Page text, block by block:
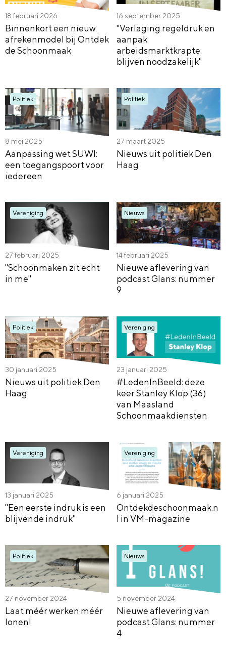
18 februari 2026
Binnenkort een nieuw
afrekenmodel bij Ontdek
de Schoonmaak
16 september 2025
"Verlaging regeldruk en
aanpak
arbeidsmarktkrapte
blijven noodzakelijk"
Politiek
8 mei 2025
Aanpassing wet SUWI:
een toegangspoort voor
iedereen
Politiek
27 maart 2025
Nieuws uit politiek Den
Haag
Vereniging
27 februari 2025
"Schoonmaken zit echt
in me"
Nieuws
14 februari 2025
Nieuwe aflevering van
podcast Glans: nummer
9
Politiek
30 januari 2025
Nieuws uit politiek Den
Haag
Vereniging
23 januari 2025
#LedenInBeeld: deze
keer Stanley Klop (36)
van Maasland
Schoonmaakdiensten
Vereniging
13 januari 2025
"Een eerste indruk is een
blijvende indruk"
Vereniging
6 januari 2025
Ontdekdeschoonmaak.n
l in VM-magazine
Politiek
27 november 2024
Laat méér werken méér
lonen!
Nieuws
5 november 2024
Nieuwe aflevering van
podcast Glans: nummer
4